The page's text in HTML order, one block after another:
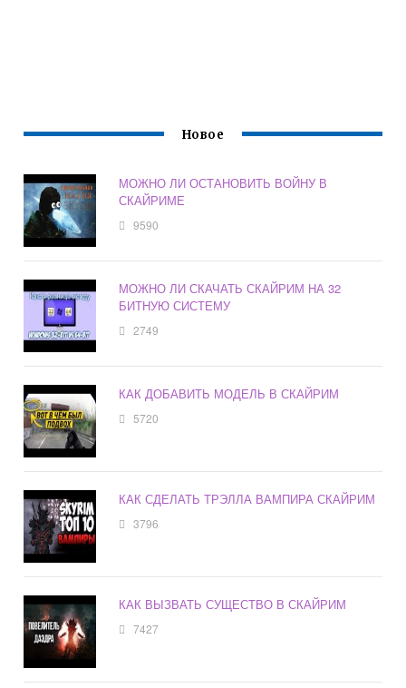
Новое
МОЖНО ЛИ ОСТАНОВИТЬ ВОЙНУ В
СКАЙРИМЕ
9590
МОЖНО ЛИ СКАЧАТЬ СКАЙРИМ НА 32
БИТНУЮ СИСТЕМУ
2749
КАК ДОБАВИТЬ МОДЕЛЬ В СКАЙРИМ
5720
КАК СДЕЛАТЬ ТРЭЛЛА ВАМПИРА СКАЙРИМ
3796
КАК ВЫЗВАТЬ СУЩЕСТВО В СКАЙРИМ
7427